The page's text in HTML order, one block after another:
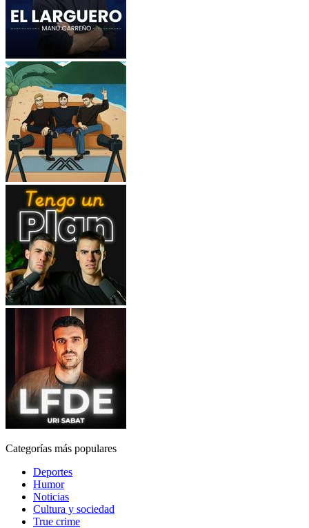
Categorías más populares
Deportes
Humor
Noticias
Cultura y sociedad
True crime